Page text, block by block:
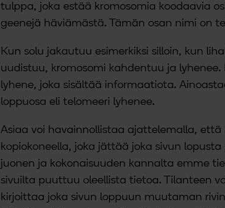
tulppa, joka estää kromosomia koodaavia
geenejä häviämästä. Tämän osan nimi on
Kun solu jakautuu esimerkiksi silloin, kun
uudistuu, kromosomi kahdentuu ja lyhenee.
lyhene, joka sisältää informaatiota.
loppuosa eli telomeeri lyhenee.
Asiaa voi havainnollistaa ajattelemalla, että
kopiokoneella, joka jättää joka sivun lopusta
juonen ja kokonaisuuden kannalta emme
sivuilta puuttuu oleellista tietoa. Tilanteen
kirjoittaa joka sivun loppuun muutaman